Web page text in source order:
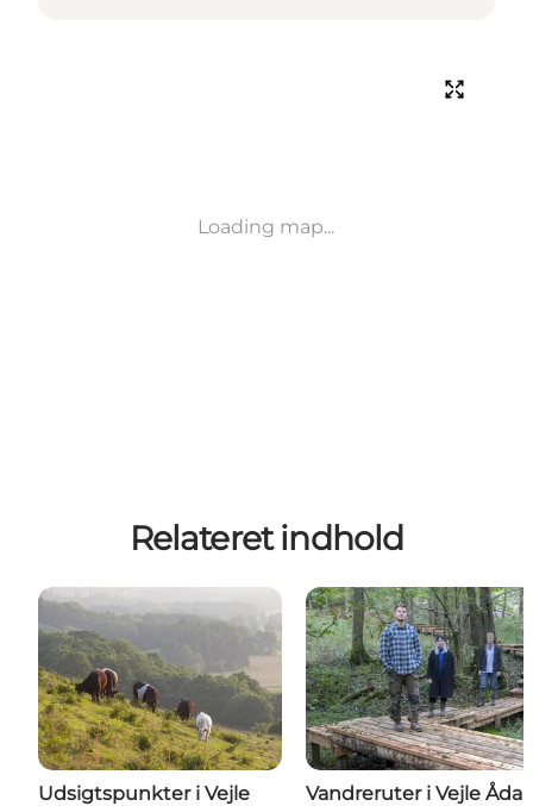
Loading map...
Relateret indhold
Udsigtspunkter i Vejle
Vandreruter i Vejle Ådal